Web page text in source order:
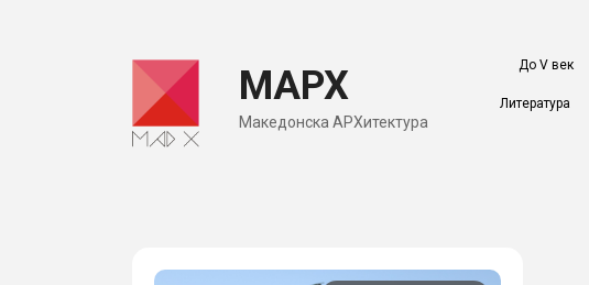
МАРХ
Македонска АРХитектура
До V век
Литература